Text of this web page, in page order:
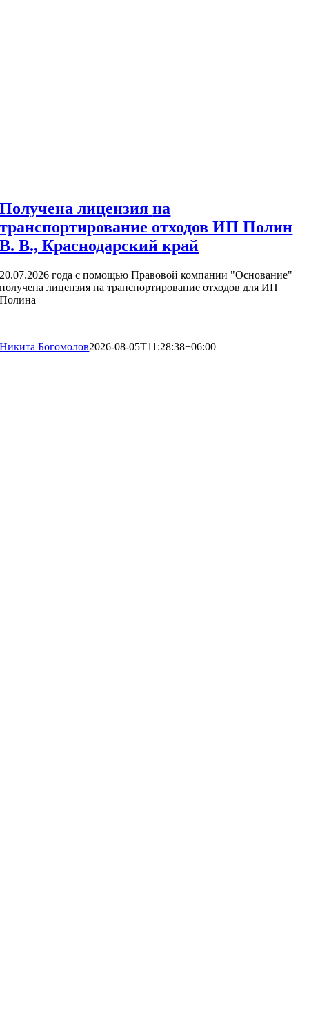
Получена лицензия на
транспортирование отходов ИП Полин
В. В., Краснодарский край
20.07.2026 года с помощью Правовой компании "Основание"
получена лицензия на транспортирование отходов для ИП
Полина
Никита Богомолов2026-08-05T11:28:38+06:00